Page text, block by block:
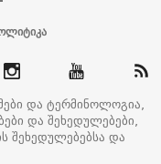
და ტერმინოლოგია,
და შეხედულებები,
შეხედულებებსა და